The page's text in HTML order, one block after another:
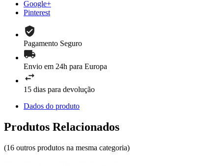
Google+
Pinterest
Pagamento Seguro
Envio em 24h para Europa
15 dias para devolução
Dados do produto
Produtos Relacionados
(16 outros produtos na mesma categoria)